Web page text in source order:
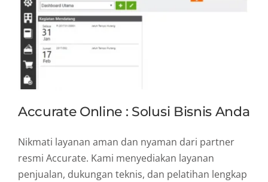
Accurate Online : Solusi Bisnis Anda
Nikmati layanan aman dan nyaman dari partner
resmi Accurate. Kami menyediakan layanan
penjualan, dukungan teknis, dan pelatihan lengkap